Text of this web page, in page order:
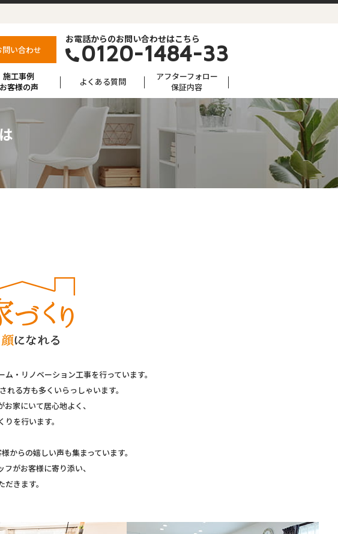
い合わせ
お電話からのお問い合わせはこちら
0120-1484-33
施工事例
お客様の声
よくある質問
アフターフォロー
保証内容
・リノベーション工事を行っています。
る方も多くいらっしゃいます。
家にいて居心地よく、
を行います。
からの嬉しい声も集まっています。
がお客様に寄り添い、
きます。